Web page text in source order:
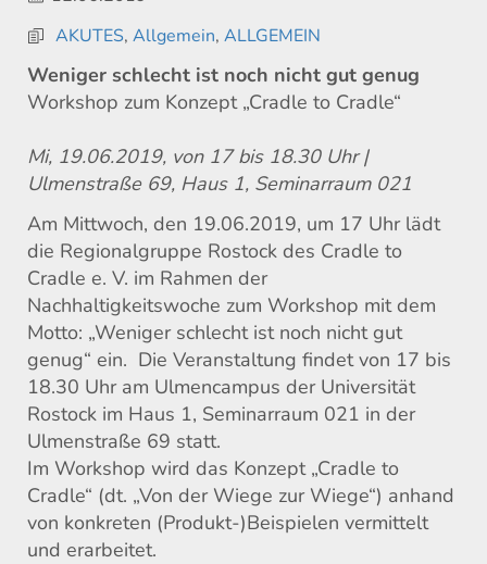
AKUTES, Allgemein, ALLGEMEIN
Weniger schlecht ist noch nicht gut genug
Workshop zum Konzept „Cradle to Cradle“
Mi, 19.06.2019, von 17 bis 18.30 Uhr |
Ulmenstraße 69, Haus 1, Seminarraum 021
Am Mittwoch, den 19.06.2019, um 17 Uhr lädt
die Regionalgruppe Rostock des Cradle to
Cradle e. V. im Rahmen der
Nachhaltigkeitswoche zum Workshop mit dem
Motto: „Weniger schlecht ist noch nicht gut
genug“ ein. Die Veranstaltung findet von 17 bis
18.30 Uhr am Ulmencampus der Universität
Rostock im Haus 1, Seminarraum 021 in der
Ulmenstraße 69 statt.
Im Workshop wird das Konzept „Cradle to
Cradle“ (dt. „Von der Wiege zur Wiege“) anhand
von konkreten (Produkt-)Beispielen vermittelt
und erarbeitet.